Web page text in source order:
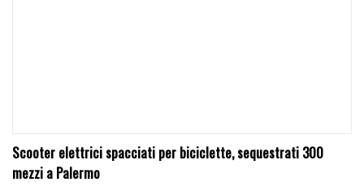
Scooter elettrici spacciati per biciclette, sequestrati 300
mezzi a Palermo